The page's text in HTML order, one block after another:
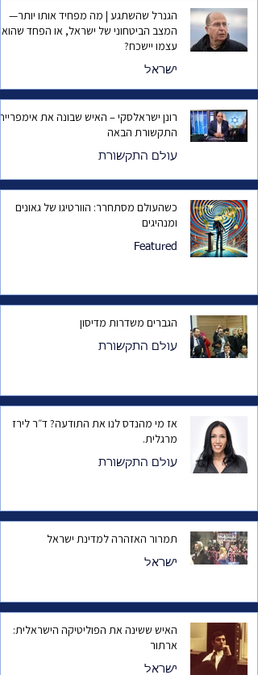
הגנרל שהשתגע | מה מפחיד אותו יותר—
המצב הביטחוני של ישראל, או הפחד שהוא
עצמו יישכח?
ישראל
רונן ישראלסקי – האיש שבונה את
התקשורת הבאה
עולם התקשורת
כשהעולם מסתחרר: הוורטיגו של גאונים
ומנהיגים
Featured
הגברים משדרות מדיסון
עולם התקשורת
אז מי מהנדס לנו את התודעה? ד״ר לירז
מרגלית.
עולם התקשורת
תמרור האזהרה למדינת ישראל
ישראל
האיש ששינה את הפוליטיקה הישראלית:
ארתור
ישראל